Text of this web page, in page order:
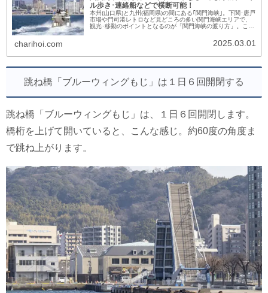
ル歩き･連絡船などで横断可能！
本州(山口県)と九州(福岡県)の間にある｢関門海峡｣。下関･唐戸
市場や門司港レトロなど見どころの多い関門海峡エリアで、
観光･移動のポイントとなるのが「関門海峡の渡り方」。この
charihoi.com 2025.03.01
跳ね橋「ブルーウィングもじ」は１日６回開閉する
跳ね橋「ブルーウィングもじ」は、１日６回開閉します。
橋桁を上げて開いていると、こんな感じ。約60度の角度ま
で跳ね上がります。